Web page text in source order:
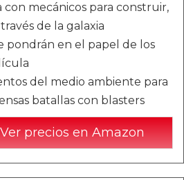
mecánicos para construir,
de la galaxia
pondrán en el papel de los
del medio ambiente para
batallas con blasters
precios en Amazon